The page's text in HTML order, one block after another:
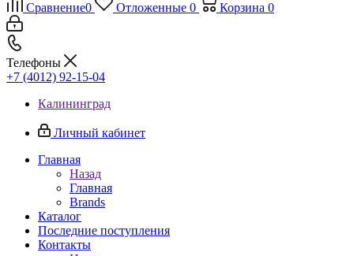
Сравнение0 Отложенные 0 Корзина 0
Телефоны
+7 (4012) 92-15-04
Калининград
Личный кабинет
Главная
Назад
Главная
Brands
Каталог
Последние поступления
Контакты